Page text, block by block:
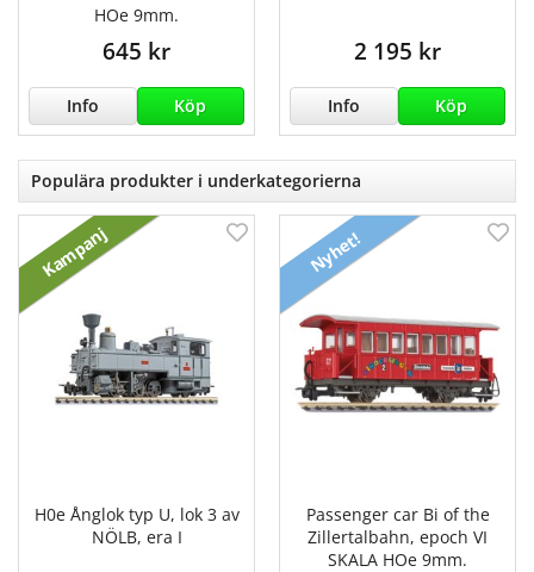
HOe 9mm.
645 kr
Info Köp
2 195 kr
Info Köp
Populära produkter i underkategorierna
Kampanj
H0e Ånglok typ U, lok 3 av
NÖLB, era I
Nyhet!
Passenger car Bi of the
Zillertalbahn, epoch VI
SKALA HOe 9mm.